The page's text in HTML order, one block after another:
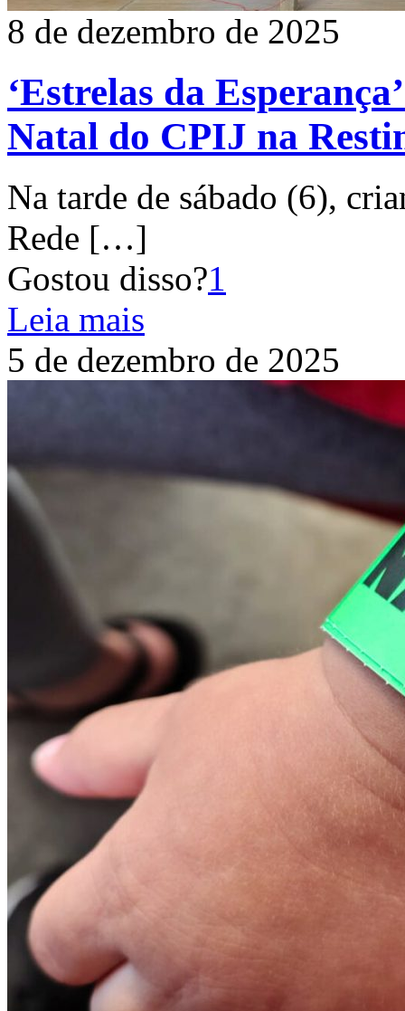
8 de dezembro de 2025
‘Estrelas da
Natal do CPIJ na
Na tarde de sábado (6),
Rede […]
Gostou disso?1
Leia mais
5 de dezembro de 2025